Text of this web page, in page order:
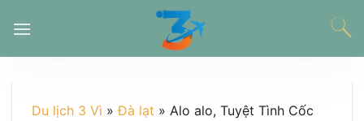
đến
Du lịch 3 Vì »Đà lạt » Alo alo, Tuyệt Tình Cốc